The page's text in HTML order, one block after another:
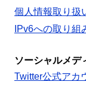
個人情報取り扱
IPv6への取り組
ソーシャルメデ
Twitter公式アカ